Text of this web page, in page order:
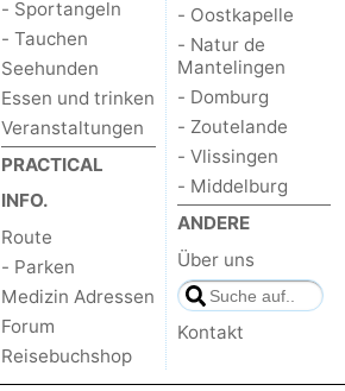
- Sportangeln
- Tauchen
Seehunden
Essen und trinken
Veranstaltungen
PRACTICAL
INFO.
Route
- Parken
Medizin Adressen
Forum
Reisebuchshop
- Oostkapelle
- Natur de
Mantelingen
- Domburg
- Zoutelande
- Vlissingen
- Middelburg
ANDERE
Über uns
Kontakt